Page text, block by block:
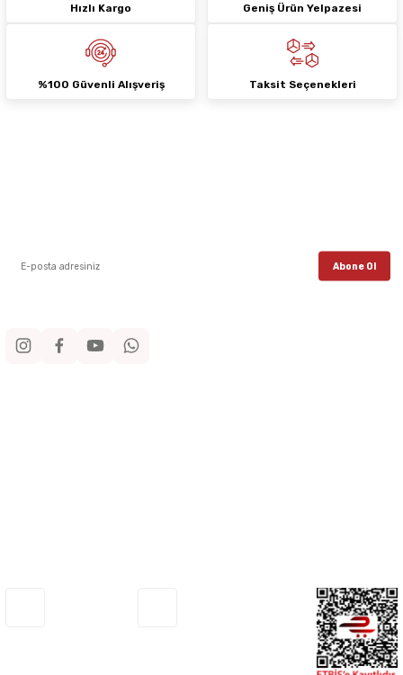
Hızlı Kargo Geniş Ürün Yelpazesi
%100 Güvenli Alışveriş Taksit Seçenekleri
Abone Ol